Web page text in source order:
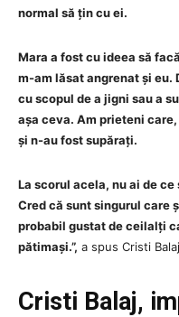
normal să țin cu ei.
Mara a fost cu ideea să
m-am lăsat angrenat și eu.
cu scopul de a jigni sau a
așa ceva. Am prieteni
și n-au fost supărați.
La scorul acela, nu ai de
Cred că sunt singurul care
probabil gustat de ceilalți
pătimași.”, a spus Cristi
Cristi Balaj,